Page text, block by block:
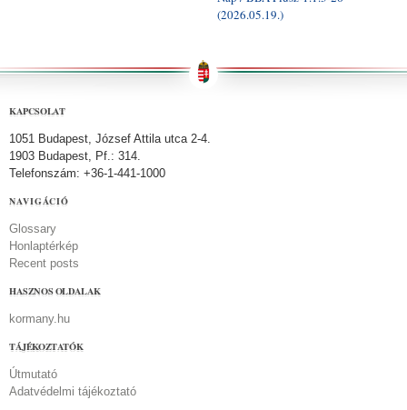
(2026.05.19.)
KAPCSOLAT
1051 Budapest, József Attila utca 2-4.
1903 Budapest, Pf.: 314.
Telefonszám: +36-1-441-1000
NAVIGÁCIÓ
Glossary
Honlaptérkép
Recent posts
HASZNOS OLDALAK
kormany.hu
TÁJÉKOZTATÓK
Útmutató
Adatvédelmi tájékoztató